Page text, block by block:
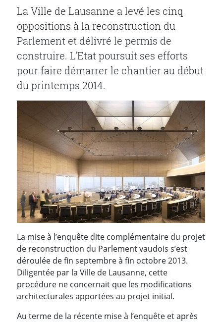
La Ville de Lausanne a levé les cinq
oppositions à la reconstruction du
Parlement et délivré le permis de
construire. L'Etat poursuit ses efforts
pour faire démarrer le chantier au début
du printemps 2014.
La mise à l’enquête dite complémentaire du projet
de reconstruction du Parlement vaudois s’est
déroulée de fin septembre à fin octobre 2013.
Diligentée par la Ville de Lausanne, cette
procédure ne concernait que les modifications
architecturales apportées au projet initial.
Au terme de la récente mise à l’enquête et après